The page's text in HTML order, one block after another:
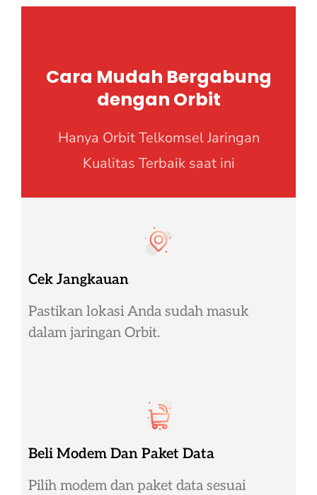
Cara Mudah Bergabung
dengan Orbit
Hanya Orbit Telkomsel Jaringan
Kualitas Terbaik saat ini
Cek Jangkauan
Pastikan lokasi Anda sudah masuk
dalam jaringan Orbit.
Beli Modem Dan Paket Data
Pilih modem dan paket data sesuai